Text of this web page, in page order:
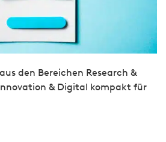
den Bereichen Research &
& Digital kompakt für